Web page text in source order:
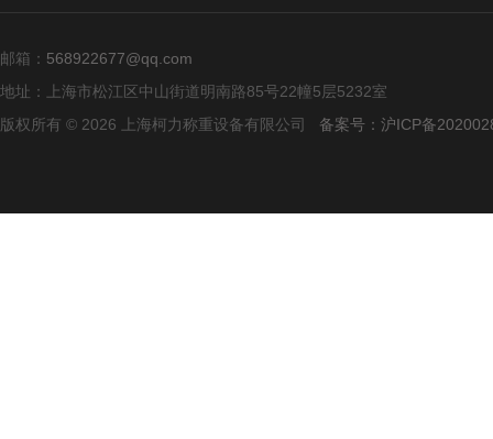
邮箱： 568922677@qq.com
地址：上海市松江区中山街道明南路85号22幢5层5232室
版权所有 © 2026 上海柯力称重设备有限公司 备案号：沪ICP备